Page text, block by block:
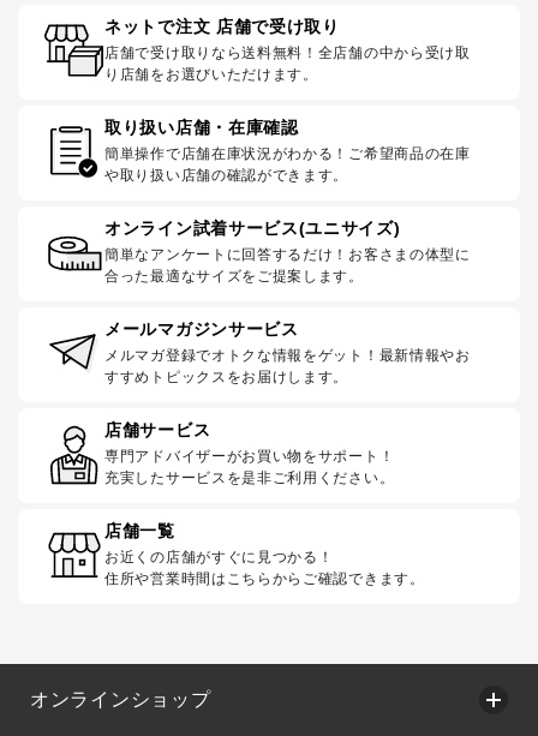
ネットで注文 店舗で受け取り
店舗で受け取りなら送料無料！全店舗の中から受け取
り店舗をお選びいただけます。
取り扱い店舗・在庫確認
簡単操作で店舗在庫状況がわかる！ご希望商品の在庫
や取り扱い店舗の確認ができます。
オンライン試着サービス(ユニサイズ)
簡単なアンケートに回答するだけ！お客さまの体型に
合った最適なサイズをご提案します。
メールマガジンサービス
メルマガ登録でオトクな情報をゲット！最新情報やお
すすめトピックスをお届けします。
店舗サービス
専門アドバイザーがお買い物をサポート！
充実したサービスを是非ご利用ください。
店舗一覧
お近くの店舗がすぐに見つかる！
住所や営業時間はこちらからご確認できます。
オンラインショップ